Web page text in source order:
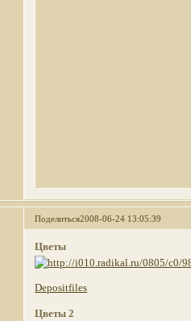
Поделиться2008-06-24 13:05:39
Цветы
Depositfiles
Цветы 2